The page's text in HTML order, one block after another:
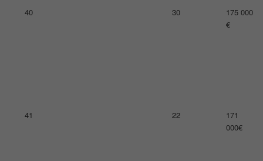
40
30
175 000
€
43
27
168 000
€